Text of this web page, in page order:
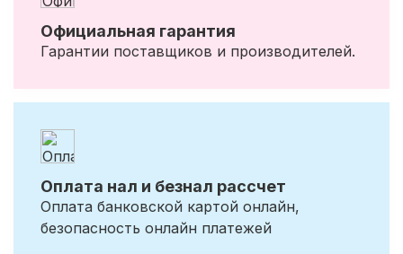
Официальная гарантия
Гарантии поставщиков и производителей.
Оплата нал и безнал рассчет
Оплата банковской картой онлайн,
безопасность онлайн платежей